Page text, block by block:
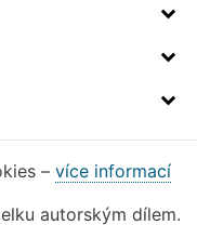
– více informací
autorským dílem.